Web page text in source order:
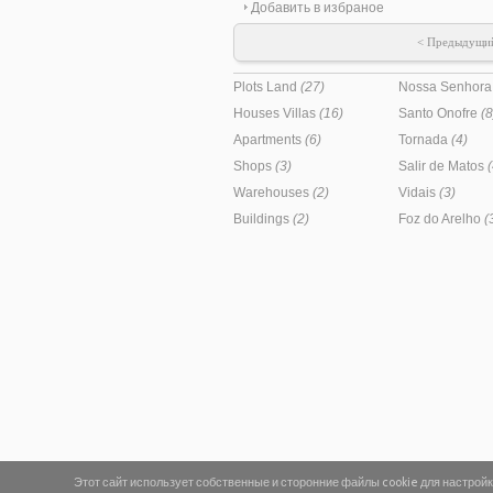
плитой,
и две
щедрой
для полива
ценит
рядом с
Сан-
минутах
928502457;
Добавить в избраное
<
Plots Land (27)
Houses Villas (16)
Apartments (6)
Shops (3)
Warehouses (2)
Buildings (2)
Nossa
Santo Onofre
Tornada (4)
Salir de Matos
Vidais (3)
Foz do Arelho
Этот сайт использует собственные и сторонние файлы cookie для